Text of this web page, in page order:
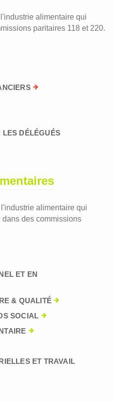
alimentaire qui
paritaires 118 et 220.
LES DÉLÉGUÉS
alimentaire qui
des commissions
ET EN
& QUALITÉ
SOCIAL
ET TRAVAIL